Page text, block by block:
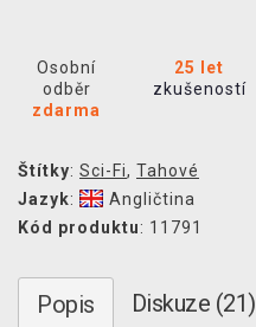
Osobní
odběr
zdarma
25 let
zkušeností
Štítky: Sci-Fi, Tahové
Jazyk:
Angličtina
Kód produktu: 11791
Popis Diskuze (21)